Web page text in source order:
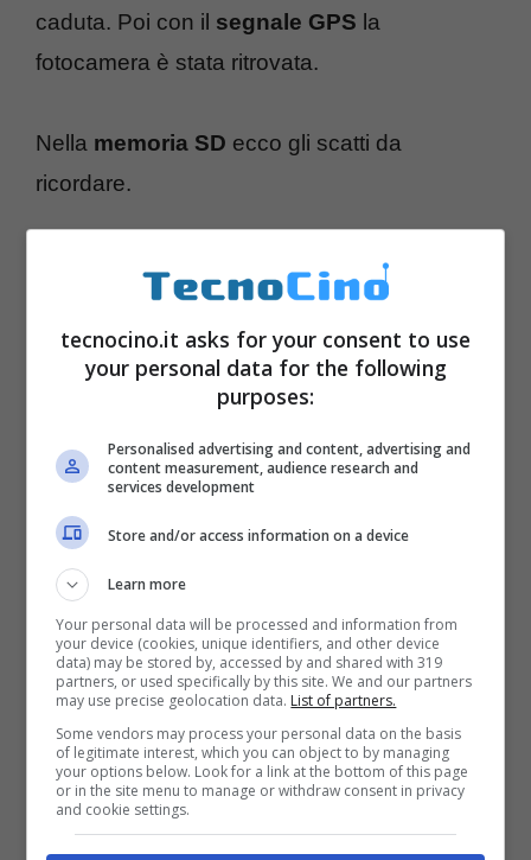
caduta. Poi con il segnale GPS la
fotocamera è stata ritrovata.
Nella memoria SD ecco gli scatti da
ricordare.
tecnocino.it asks for your consent to use
your personal data for the following
purposes:
Personalised advertising and content, advertising and
content measurement, audience research and
services development
Store and/or access information on a device
Learn more
Your personal data will be processed and information from
your device (cookies, unique identifiers, and other device
data) may be stored by, accessed by and shared with 319
partners, or used specifically by this site. We and our partners
may use precise geolocation data. List of partners.
Some vendors may process your personal data on the basis
of legitimate interest, which you can object to by managing
your options below. Look for a link at the bottom of this page
or in the site menu to manage or withdraw consent in privacy
and cookie settings.